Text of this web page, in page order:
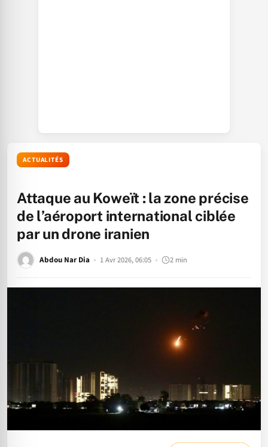
ACTUALITÉS
Attaque au Koweït : la zone précise
de l’aéroport international ciblée
par un drone iranien
Abdou Nar Dia 1 Avr 2026, 06:05 2 min